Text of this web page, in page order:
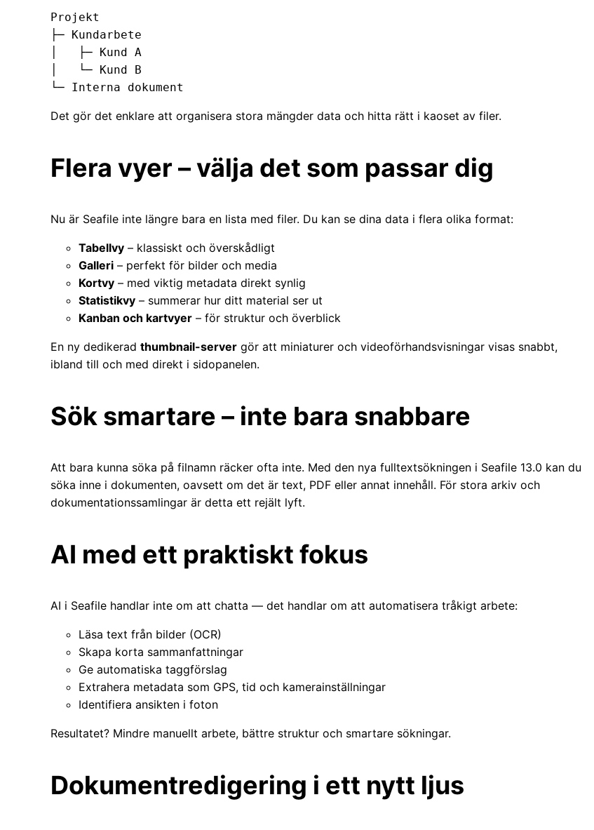
Projekt
├─ Kundarbete
│   ├─ Kund A
│   └─ Kund B
Det gör det enklare att organisera stora mängder data och hitta rätt i kaoset av filer.
Flera vyer – välja det som passar dig
Nu är Seafile inte längre bara en lista med filer. Du kan se dina data i flera olika format:
Tabellvy – klassiskt och överskådligt
Galleri – perfekt för bilder och media
Kortvy – med viktig metadata direkt synlig
Statistikvy – summerar hur ditt material ser ut
Kanban och kartvyer – för struktur och överblick
En ny dedikerad thumbnail-server gör att miniaturer och videoförhandsvisningar visas snabbt,
ibland till och med direkt i sidopanelen.
Sök smartare – inte bara snabbare
Att bara kunna söka på filnamn räcker ofta inte. Med den nya fulltextsökningen i Seafile 13.0 kan du
söka inne i dokumenten, oavsett om det är text, PDF eller annat innehåll. För stora arkiv och
dokumentationssamlingar är detta ett rejält lyft.
AI med ett praktiskt fokus
AI i Seafile handlar inte om att chatta — det handlar om att automatisera tråkigt arbete:
Läsa text från bilder (OCR)
Skapa korta sammanfattningar
Ge automatiska taggförslag
Extrahera metadata som GPS, tid och kamerainställningar
Identifiera ansikten i foton
Resultatet? Mindre manuellt arbete, bättre struktur och smartare sökningar.
Dokumentredigering i ett nytt ljus